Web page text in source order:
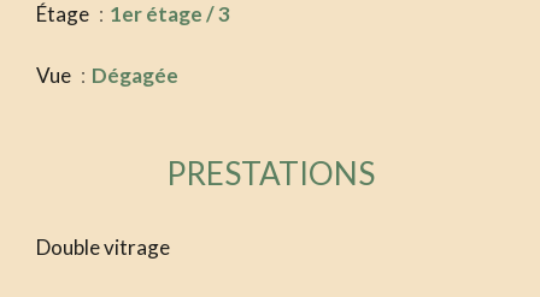
Étage 1er étage / 3
Vue Dégagée
PRESTATIONS
Double vitrage